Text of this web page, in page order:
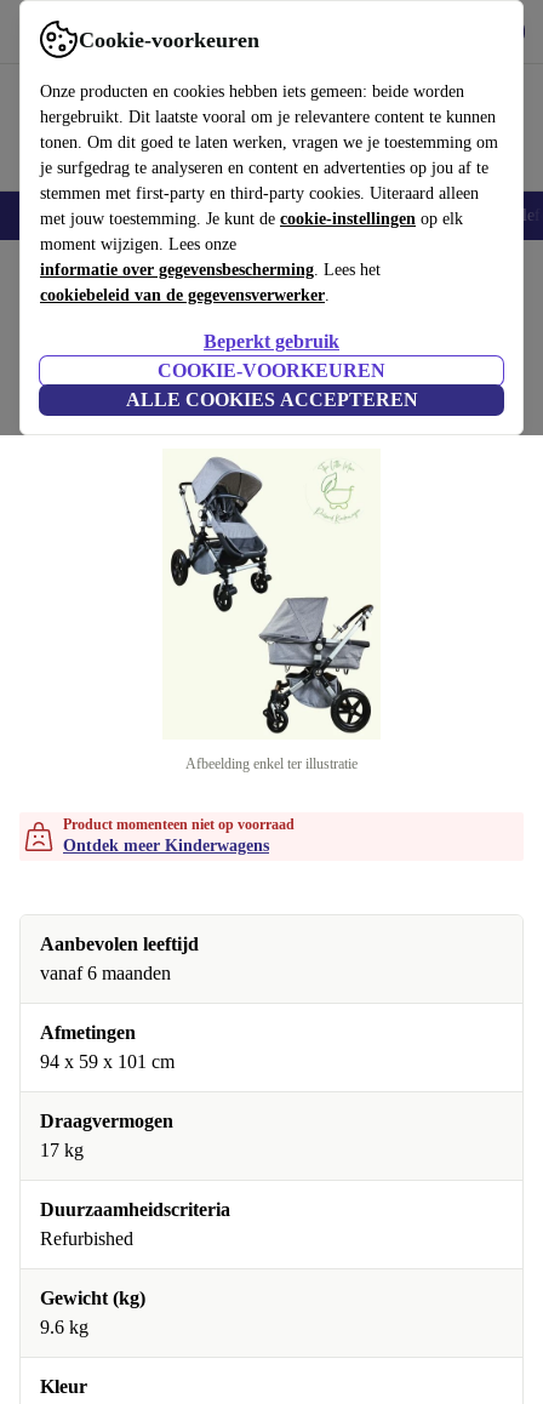
Cookie-voorkeuren
Onze producten en cookies hebben iets gemeen: beide worden
hergebruikt. Dit laatste vooral om je relevantere content te kunnen
tonen. Om dit goed te laten werken, vragen we je toestemming om
je surfgedrag te analyseren en content en advertenties op jou af te
stemmen met first-party en third-party cookies. Uiteraard alleen
met jouw toestemming. Je kunt de cookie-instellingen op elk
moment wijzigen. Lees onze
informatie over gegevensbescherming. Lees het
cookiebeleid van de gegevensverwerker.
Beperkt gebruik
COOKIE-VOORKEUREN
ALLE COOKIES ACCEPTEREN
Gebruik refurbed snel en eenvoudig
Smartphones Laptops Tablets Smartwatches Accessoires
Home Baby & kinderen Kinderwagens & Buggy's Kinderwagens
Bugaboo kameleon 3 kinderwagen (2018)
grijs
(Beoordelingen worden verzameld)
Afbeelding enkel ter illustratie
Product momenteen niet op voorraad
Ontdek meer Kinderwagens
Aanbevolen leeftijd
vanaf 6 maanden
Afmetingen
94 x 59 x 101 cm
Draagvermogen
17 kg
Duurzaamheidscriteria
Refurbished
Gewicht (kg)
9.6 kg
Kleur